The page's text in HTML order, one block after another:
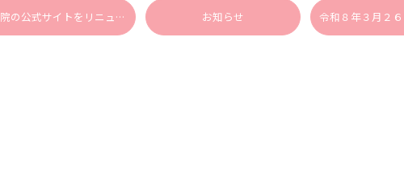
当院の公式サイトをリニューアルしました お知らせ